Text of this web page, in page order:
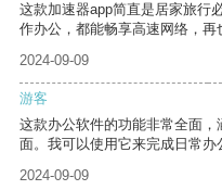
这款加速器app简直是居家旅行
作办公，都能畅享高速网络，再
2024-09-09
游客
这款办公软件的功能非常全面
面。我可以使用它来完成日常办
2024-09-09